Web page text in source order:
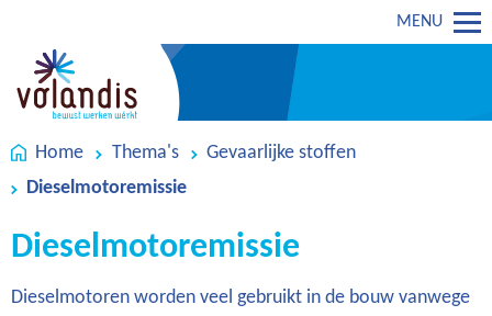
MENU
Home Thema's
Gevaarlijke stoffen
Dieselmotoremissie
Dieselmotoremissie
Dieselmotoren worden veel gebruikt in de bouw vanwege